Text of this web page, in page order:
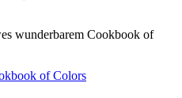
wunderbarem Cookbook of